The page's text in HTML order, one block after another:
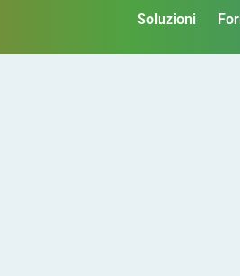
Soluzioni